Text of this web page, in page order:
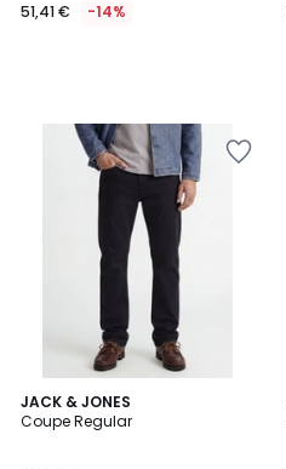
51,41 € -14%
JACK & JONES
Coupe Regular